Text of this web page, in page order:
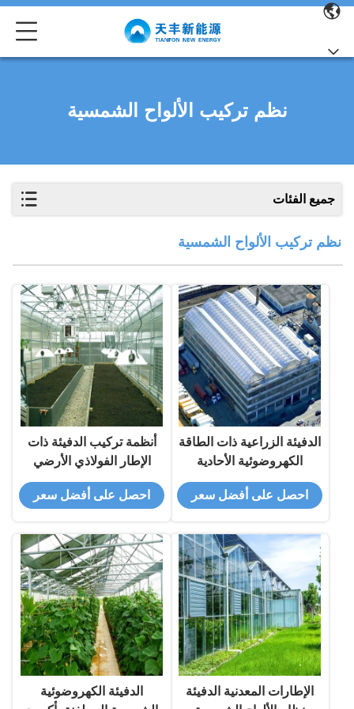
نظم تركيب الألواح الشمسية
جميع الفئات
نظم تركيب الألواح الشمسية
الدفيئة الزراعية ذات الطاقة
الكهروضوئية الأحادية
المتعددة Q235B
احصل على أفضل سعر
أنظمة تركيب الدفيئة ذات
الإطار الفولاذي الأرضي
المفتوح
احصل على أفضل سعر
الإطارات المعدنية الدفيئة
الدفيئة الكهروضوئية